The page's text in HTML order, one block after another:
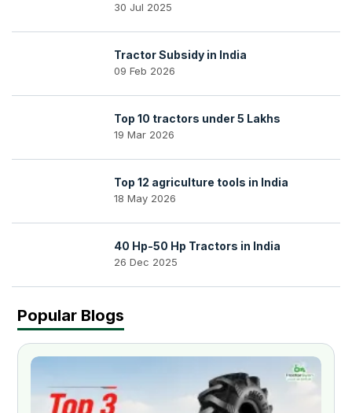
30 Jul 2025
Tractor Subsidy in India
09 Feb 2026
Top 10 tractors under 5 Lakhs
19 Mar 2026
Top 12 agriculture tools in India
18 May 2026
40 Hp-50 Hp Tractors in India
26 Dec 2025
Popular Blogs